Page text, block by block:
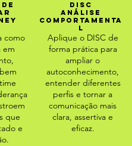
como
em
que
e
DISC
Análise
COMPORTAMENTA
L
Aplique o DISC de
forma prática para
ampliar o
autoconhecimento,
entender diferentes
perfis e tornar a
comunicação mais
clara, assertiva e
eficaz.